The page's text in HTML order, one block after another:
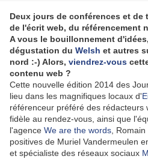
Deux jours de conférences et
de l'écrit web, du référencement
A vous le bouillonnement
dégustation du Welsh et autres
nord :-) Alors, viendrez-vous
contenu web ?
Cette nouvelle édition 2014 des
lieu dans les magnifiques locaux d'
référenceur préféré des rédacteurs
fidèle au rendez-vous, ainsi que
l'agence We are the words ,
positives de Muriel Vandermeulen
et spécialiste des réseaux sociaux